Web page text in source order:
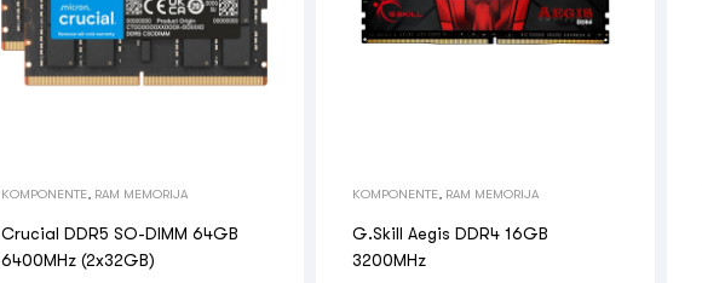
KOMPONENTE RAM MEMORIJA
Crucial DDR5 SO-DIMM 64GB
6400MHz (2x32GB)
KOMPONENTE, RAM MEMORIJA
G.Skill Aegis DDR4 16GB
3200MHz